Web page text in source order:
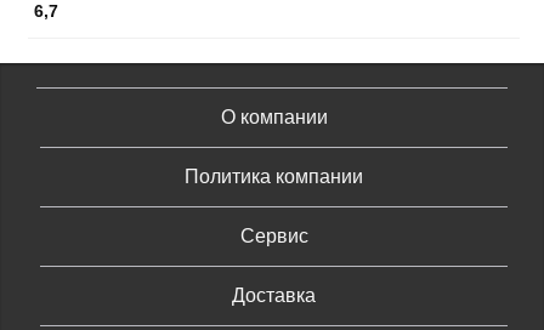
6,7
О компании
Политика компании
Сервис
Доставка